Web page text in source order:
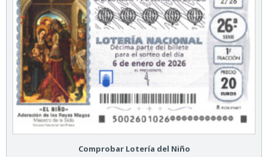
Comprobar Lotería del Niño